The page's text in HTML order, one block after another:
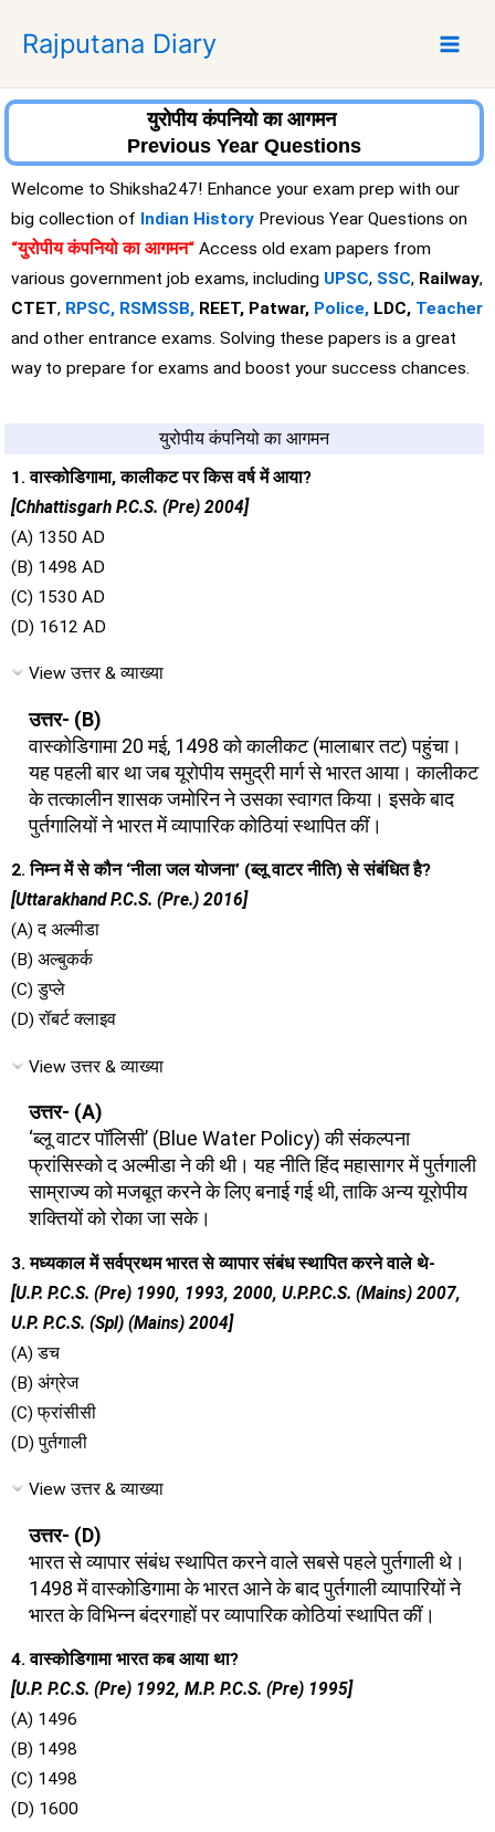
p
Rajputana Diary
युरोपीय कंपनियो का आगमन
Previous Year Questions
Welcome to Shiksha247! Enhance your exam prep with our
big collection of Indian History Previous Year Questions on
“युरोपीय कंपनियो का आगमन“ Access old exam papers from
various government job exams, including UPSC, SSC, Railway,
CTET, RPSC, RSMSSB, REET, Patwar, Police, LDC, Teacher
and other entrance exams. Solving these papers is a great
way to prepare for exams and boost your success chances.
युरोपीय कंपनियो का आगमन
1. वास्कोडिगामा, कालीकट पर किस वर्ष में आया?
[Chhattisgarh P.C.S. (Pre) 2004]
(A) 1350 AD
(B) 1498 AD
(C) 1530 AD
(D) 1612 AD
View उत्तर & व्याख्या
उत्तर- (B)
वास्कोडिगामा 20 मई, 1498 को कालीकट (मालाबार तट) पहुंचा।
यह पहली बार था जब यूरोपीय समुद्री मार्ग से भारत आया। कालीकट
के तत्कालीन शासक जमोरिन ने उसका स्वागत किया। इसके बाद
पुर्तगालियों ने भारत में व्यापारिक कोठियां स्थापित कीं।
2. निम्न में से कौन ‘नीला जल योजना’ (ब्लू वाटर नीति) से संबंधित है?
[Uttarakhand P.C.S. (Pre.) 2016]
(A) द अल्मीडा
(B) अल्बुकर्क
(C) डुप्ले
(D) रॉबर्ट क्लाइव
View उत्तर & व्याख्या
उत्तर- (A)
‘ब्लू वाटर पॉलिसी’ (Blue Water Policy) की संकल्पना
फ्रांसिस्को द अल्मीडा ने की थी। यह नीति हिंद महासागर में पुर्तगाली
साम्राज्य को मजबूत करने के लिए बनाई गई थी, ताकि अन्य यूरोपीय
शक्तियों को रोका जा सके।
3. मध्यकाल में सर्वप्रथम भारत से व्यापार संबंध स्थापित करने वाले थे-
[U.P. P.C.S. (Pre) 1990, 1993, 2000, U.P.P.C.S. (Mains) 2007,
U.P. P.C.S. (Spl) (Mains) 2004]
(A) डच
(B) अंग्रेज
(C) फ्रांसीसी
(D) पुर्तगाली
View उत्तर & व्याख्या
उत्तर- (D)
भारत से व्यापार संबंध स्थापित करने वाले सबसे पहले पुर्तगाली थे।
1498 में वास्कोडिगामा के भारत आने के बाद पुर्तगाली व्यापारियों ने
भारत के विभिन्न बंदरगाहों पर व्यापारिक कोठियां स्थापित कीं।
4. वास्कोडिगामा भारत कब आया था?
[U.P. P.C.S. (Pre) 1992, M.P. P.C.S. (Pre) 1995]
(A) 1496
(B) 1498
(C) 1498
(D) 1600